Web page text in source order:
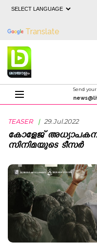
Translate
Send
Teaser
TEASER | 29.Jul.2022
കോളേജ്
സിനിമയുടെ ടീസര്‍